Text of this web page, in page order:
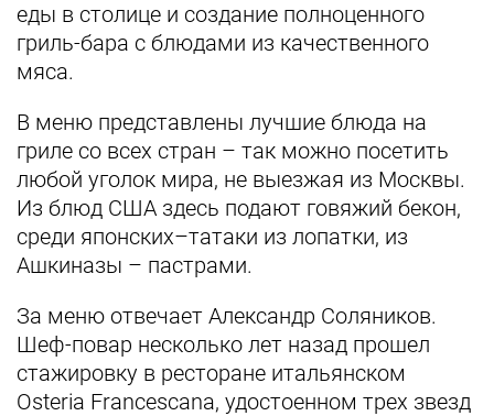
еды в столице и создание полноценного
гриль-бара с блюдами из качественного
мяса.
В меню представлены лучшие блюда на
гриле со всех стран – так можно посетить
любой уголок мира, не выезжая из Москвы.
Из блюд США здесь подают говяжий бекон,
среди японских–татаки из лопатки, из
Ашкиназы – пастрами.
За меню отвечает Александр Соляников.
Шеф-повар несколько лет назад прошел
стажировку в ресторане итальянском
Osteria Francescana, удостоенном трех звезд